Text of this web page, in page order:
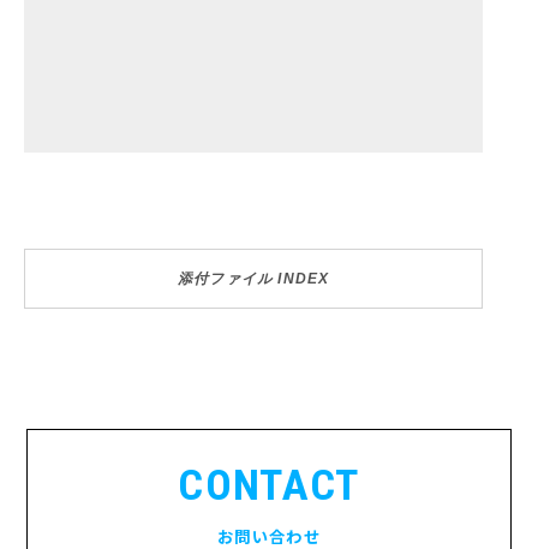
添付ファイル INDEX
CONTACT
お問い合わせ